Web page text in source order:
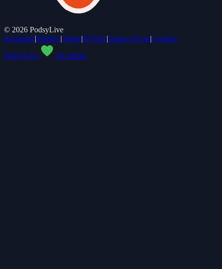
© 2026 PodsyLive
Konserler|Şehirler|Türler|KVKK|Terms of Use|Cookies
PodsyLive
the planet